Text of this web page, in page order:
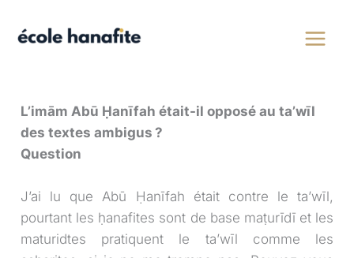
L’imām Abū Ḥanīfah était-il opposé au ta’wīl
des textes ambigus ?
Question
J’ai lu que Abū Ḥanīfah était contre le ta’wīl,
pourtant les ḥanafites sont de base maṭurīdī et les
maturidtes pratiquent le ta’wīl comme les